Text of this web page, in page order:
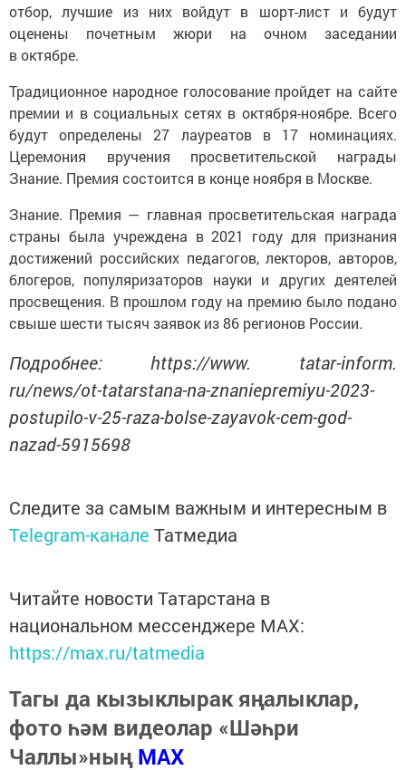
отбор, лучшие из них войдут в шорт-лист и будут
оценены почетным жюри на очном заседании
в октябре.
Традиционное народное голосование пройдет на сайте
премии и в социальных сетях в октября-ноябре. Всего
будут определены 27 лауреатов в 17 номинациях.
Церемония вручения просветительской награды
Знание. Премия состоится в конце ноября в Москве.
Знание. Премия — главная просветительская награда
страны была учреждена в 2021 году для признания
достижений российских педагогов, лекторов, авторов,
блогеров, популяризаторов науки и других деятелей
просвещения. В прошлом году на премию было подано
свыше шести тысяч заявок из 86 регионов России.
Подробнее: https://www. tatar-inform.
ru/news/ot-tatarstana-na-znaniepremiyu-2023-
postupilo-v-25-raza-bolse-zayavok-cem-god-
nazad-5915698
Следите за самым важным и интересным в
Telegram-канале Татмедиа
Читайте новости Татарстана в
национальном мессенджере MАХ:
https://max.ru/tatmedia
Тагы да кызыклырак яңалыклар,
фото һәм видеолар «Шәһри
Чаллы»ныңMAX